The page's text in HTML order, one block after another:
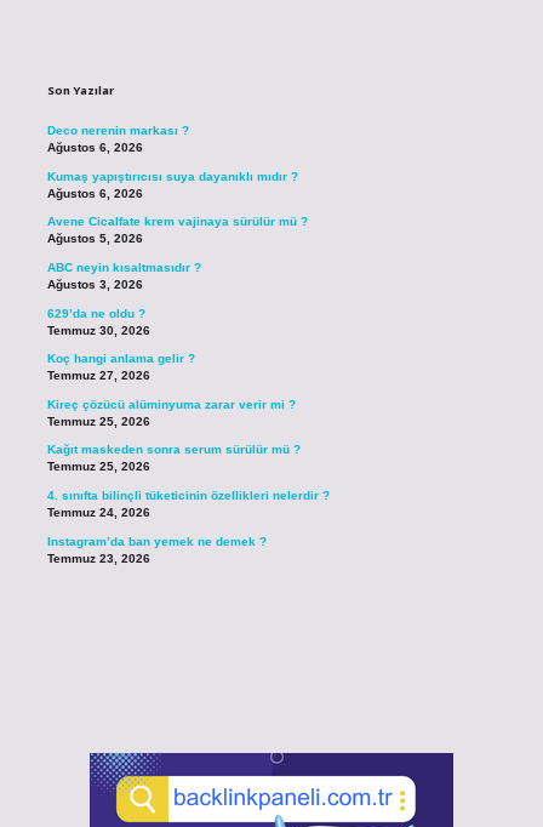
Son Yazılar
Deco nerenin markası ?
Ağustos 6, 2026
Kumaş yapıştırıcısı suya dayanıklı mıdır ?
Ağustos 6, 2026
Avene Cicalfate krem vajinaya sürülür mü ?
Ağustos 5, 2026
ABC neyin kısaltmasıdır ?
Ağustos 3, 2026
629’da ne oldu ?
Temmuz 30, 2026
Koç hangi anlama gelir ?
Temmuz 27, 2026
Kireç çözücü alüminyuma zarar verir mi ?
Temmuz 25, 2026
Kağıt maskeden sonra serum sürülür mü ?
Temmuz 25, 2026
4. sınıfta bilinçli tüketicinin özellikleri nelerdir ?
Temmuz 24, 2026
Instagram’da ban yemek ne demek ?
Temmuz 23, 2026